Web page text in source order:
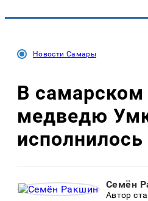
Новости Самары
В самарском
медведю
исполнилось
Семён
Автор